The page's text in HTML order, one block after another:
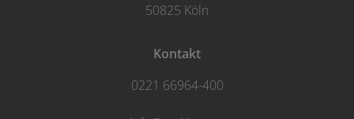
50825 Köln
Kontakt
0221 66964-400